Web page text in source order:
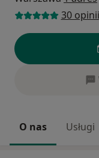
30 opinii
O nas Usługi